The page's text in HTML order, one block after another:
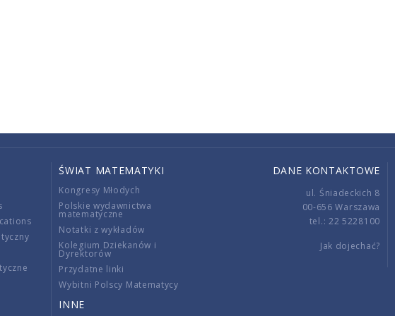
ŚWIAT MATEMATYKI
Kongresy Młodych
Polskie wydawnictwa
matematyczne
Notatki z wykładów
Kolegium Dziekanów i
Dyrektorów
Przydatne linki
Wybitni Polscy Matematycy
INNE
DANE KONTAKTOWE
ul. Śniadeckich 8
00-656 Warszawa
tel.: 22 5228100
Jak dojechać?